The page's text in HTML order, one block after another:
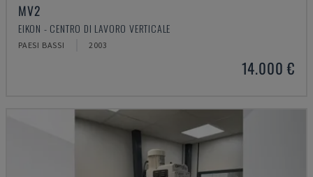
MV2
EIKON - CENTRO DI LAVORO VERTICALE
PAESI BASSI 2003
14.000 €